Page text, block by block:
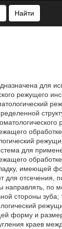
Найти
для
режущего
для
имеющей
отсечения,
по
стороны
форму и
краев